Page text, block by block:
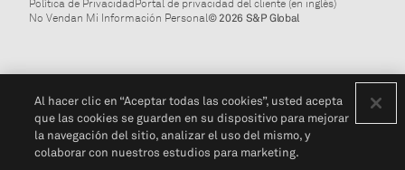
Política de PrivacidadPortal de privacidad del cliente (en inglés)
No Vendan Mi Información Personal© 2026 S&P Global
Al hacer clic en “Aceptar todas las cookies”, usted acepta
que las cookies se guarden en su dispositivo para mejorar
la navegación del sitio, analizar el uso del mismo, y
colaborar con nuestros estudios para marketing.